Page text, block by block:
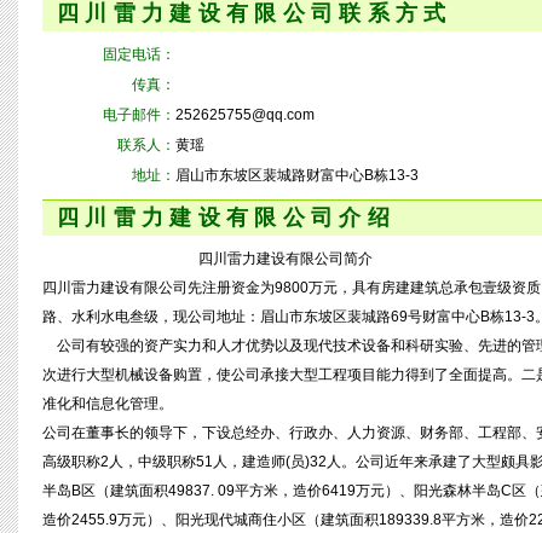
四川雷力建设有限公司联系方式
固定电话：
传真：
电子邮件： 252625755@qq.com
联系人： 黄瑶
地址： 眉山市东坡区裴城路财富中心B栋13-3
四川雷力建设有限公司介绍
四川雷力建设有限公司简介
四川雷力建设有限公司先注册资金为9800万元，具有房建建筑总承包壹级资
路、水利水电叁级，现公司地址：眉山市东坡区裴城路69号财富中心B栋13-3
公司有较强的资产实力和人才优势以及现代技术设备和科研实验、先进的
次进行大型机械设备购置，使公司承接大型工程项目能力得到了全面提高。
准化和信息化管理。
公司在董事长的领导下，下设总经办、行政办、人力资源、财务部、工程部
高级职称2人，中级职称51人，建造师(员)32人。公司近年来承建了大型颇
半岛B区（建筑面积49837. 09平方米，造价6419万元）、阳光森林半岛C区
造价2455.9万元）、阳光现代城商住小区（建筑面积189339.8平方米，造